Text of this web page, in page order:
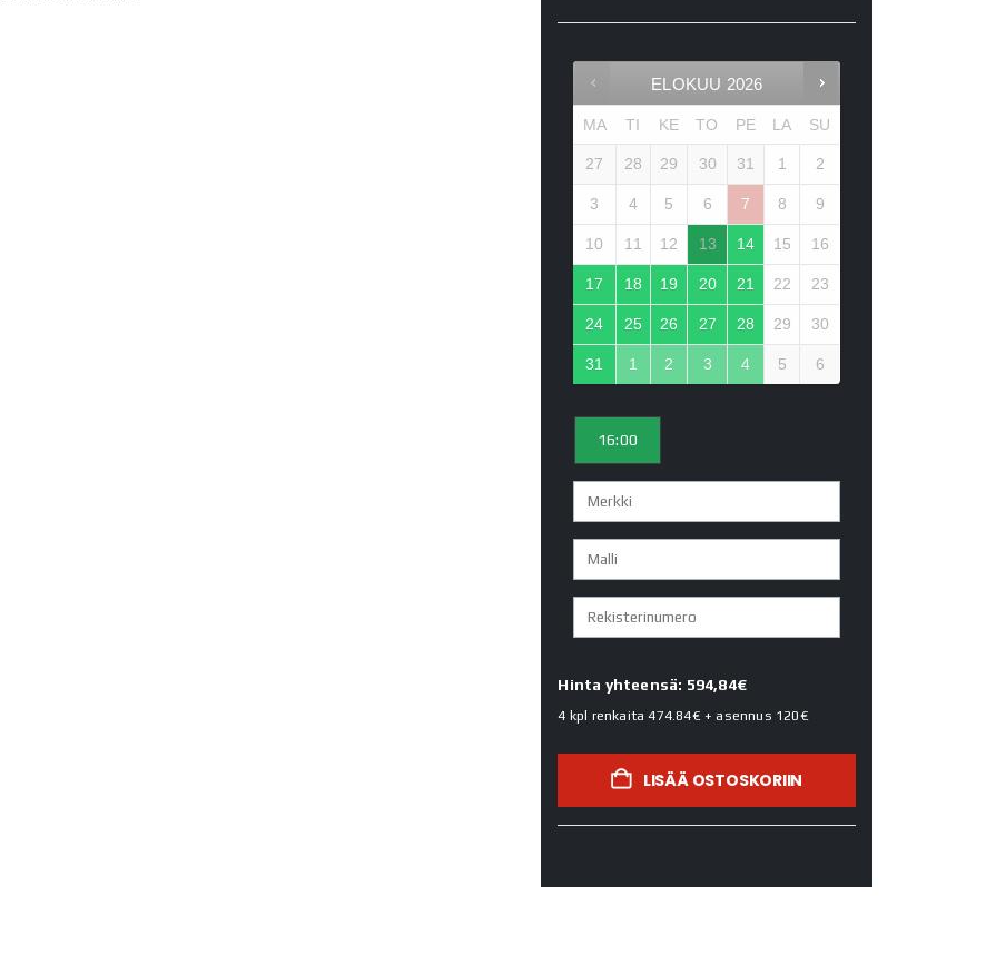
ELOKUU 2026
MA TI KE TO PE LA SU
27 28 29 30 31 1 2
3 4 5 6 7 8 9
10 11 12 13 14 15 16
17 18 19 20 21 22 23
24 25 26 27 28 29 30
31 1 2 3 4 5 6
16:00
Hinta yhteensä: 594,84€
4 kpl renkaita474.84€+ asennus 120€
LISÄÄ OSTOSKORIIN